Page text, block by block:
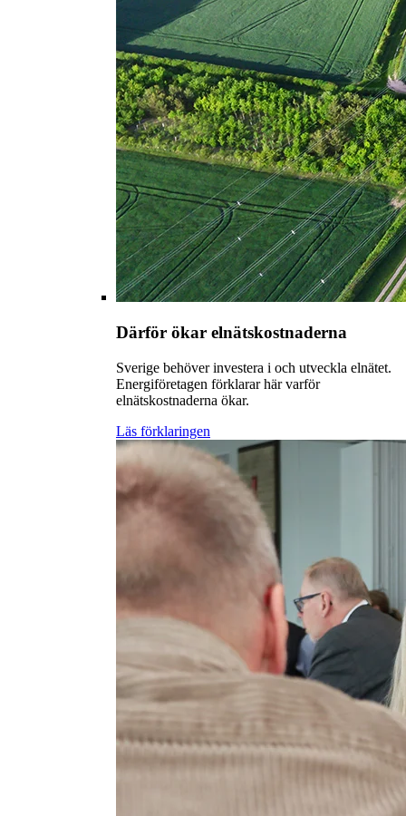
Därför ökar elnätskostnaderna
Sverige behöver investera i och utveckla elnätet.
Energiföretagen förklarar här varför
elnätskostnaderna ökar.
Läs förklaringen